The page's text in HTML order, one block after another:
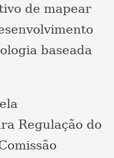
de mapear
baseada
Regulação do